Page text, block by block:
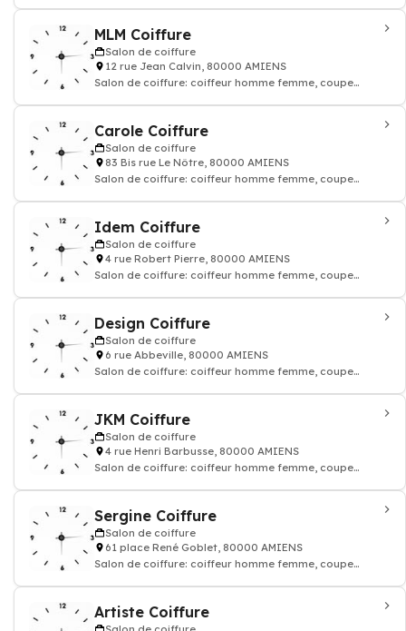
MLM Coiffure
Salon de coiffure
12 rue Jean Calvin, 80000 AMIENS
Salon de coiffure: coiffeur homme femme, coupe
Carole Coiffure
Salon de coiffure
83 Bis rue Le Nôtre, 80000 AMIENS
Salon de coiffure: coiffeur homme femme, coupe
Idem Coiffure
Salon de coiffure
4 rue Robert Pierre, 80000 AMIENS
Salon de coiffure: coiffeur homme femme, coupe
Design Coiffure
Salon de coiffure
6 rue Abbeville, 80000 AMIENS
Salon de coiffure: coiffeur homme femme, coupe
JKM Coiffure
Salon de coiffure
4 rue Henri Barbusse, 80000 AMIENS
Salon de coiffure: coiffeur homme femme, coupe
Sergine Coiffure
Salon de coiffure
61 place René Goblet, 80000 AMIENS
Salon de coiffure: coiffeur homme femme, coupe
Artiste Coiffure